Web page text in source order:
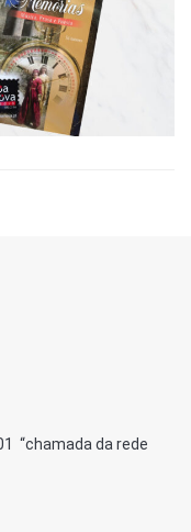
“chamada da rede